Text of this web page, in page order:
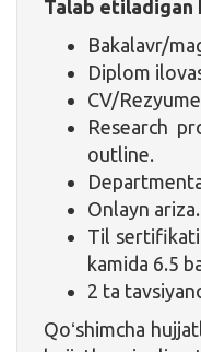
Talab etiladigan
Bakalavr/
Diplom
CV/
Research
outline.
Onlayn ariza.
Til
kamida 6.5
2 ta
Qoʻshimcha